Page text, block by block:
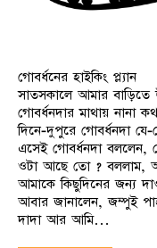
গোবর্ধনের হাইকিং
সাতসকালে আমার
গোবর্ধনদার মাথায় নানা
দিনে-দুপুরে গোবর্ধনদা
এসেই গোবর্ধনদা বললেন,
ওটা আছে তো ? বললাম,
আমাকে কিছুদিনের জন্য
আবার জানালেন, জম্পুই
দাদা আর আমি…